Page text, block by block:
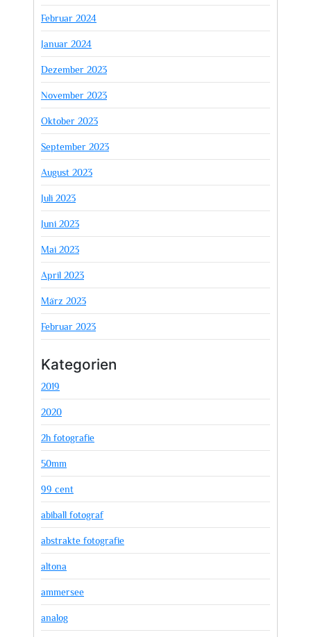
Februar 2024
Januar 2024
Dezember 2023
November 2023
Oktober 2023
September 2023
August 2023
Juli 2023
Juni 2023
Mai 2023
April 2023
März 2023
Februar 2023
Kategorien
2019
2020
2h fotografie
50mm
99 cent
abiball fotograf
abstrakte fotografie
altona
ammersee
analog